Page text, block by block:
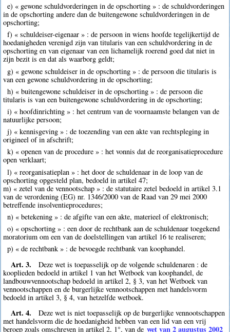
e) « gewone schuldvorderingen in de opschorting » : de schuldvorderingen
in de opschorting andere dan de buitengewone schuldvorderingen in de
opschorting;
f) « schuldeiser-eigenaar » : de persoon in wiens hoofde tegelijkertijd de
hoedanigheden verenigd zijn van titularis van een schuldvordering in de
opschorting en van eigenaar van een lichamelijk roerend goed dat niet in
zijn bezit is en dat als waarborg geldt;
g) « gewone schuldeiser in de opschorting » : de persoon die titularis is
van een gewone schuldvordering in de opschorting;
h) « buitengewone schuldeiser in de opschorting » : de persoon die
titularis is van een buitengewone schuldvordering in de opschorting;
i) « hoofdinrichting » : het centrum van de voornaamste belangen van de
natuurlijke persoon;
j) « kennisgeving » : de toezending van een akte van rechtspleging in
origineel of in afschrift;
k) « openen van de procedure » : het vonnis dat de reorganisatieprocedure
open verklaart;
l) « reorganisatieplan » : het door de schuldenaar in de loop van de
opschorting opgesteld plan, bedoeld in artikel 47;
m) « zetel van de vennootschap » : de statutaire zetel bedoeld in artikel 3.1
van de verordening (EG) nr. 1346/2000 van de Raad van 29 mei 2000
betreffende insolventieprocedures;
n) « betekening » : de afgifte van een akte, materieel of elektronisch;
o) « opschorting » : een door de rechtbank aan de schuldenaar toegekend
moratorium om een van de doelstellingen van artikel 16 te realiseren;
p) « de rechtbank » : de bevoegde rechtbank van koophandel.
Art. 3.
Deze wet is toepasselijk op de volgende schuldenaren : de
kooplieden bedoeld in artikel 1 van het Wetboek van koophandel, de
landbouwvennootschap bedoeld in artikel 2, § 3, van het Wetboek van
vennootschappen en de burgerlijke vennootschappen met handelsvorm
bedoeld in artikel 3, § 4, van hetzelfde wetboek.
Art. 4.
Deze wet is niet toepasselijk op de burgerlijke vennootschappen
met handelsvorm die de hoedanigheid hebben van een lid van een vrij
beroep zoals omschreven in artikel 2, 1°, van de wet van 2 augustus 2002